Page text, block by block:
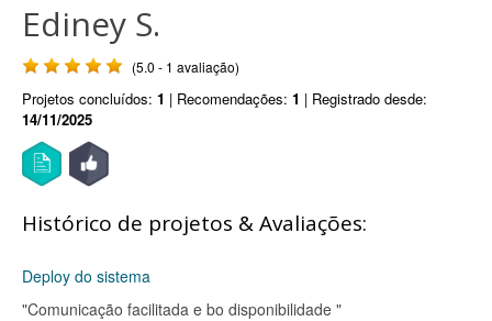
Ediney S.
(5.0 - 1 avaliação)
Projetos concluídos: 1 | Recomendações: 1 | Registrado desde:
14/11/2025
Histórico de projetos & Avaliações:
Deploy do sistema
"Comunicação facilitada e bo disponibilidade "